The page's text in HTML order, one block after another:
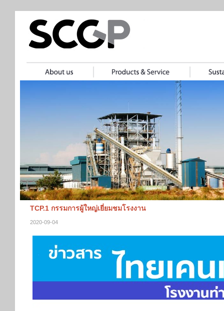
TCP.1 กรรมการผู้ใหญ่เยี่ยมชมโรงงาน
2020-09-04